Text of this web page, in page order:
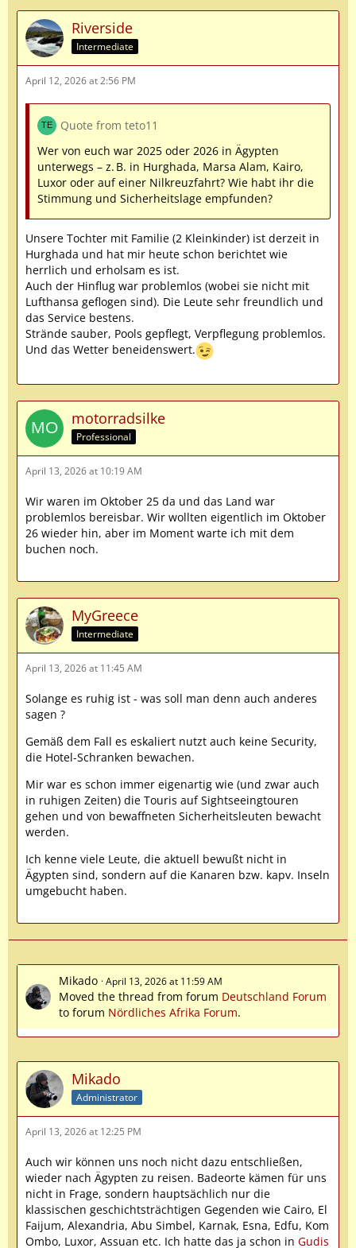
Riverside
Intermediate
April 12, 2026 at 2:56 PM
Quote from teto11
Wer von euch war 2025 oder 2026 in Ägypten
unterwegs – z. B. in Hurghada, Marsa Alam, Kairo,
Luxor oder auf einer Nilkreuzfahrt? Wie habt ihr die
Stimmung und Sicherheitslage empfunden?
Unsere Tochter mit Familie (2 Kleinkinder) ist derzeit in
Hurghada und hat mir heute schon berichtet wie
herrlich und erholsam es ist.
Auch der Hinflug war problemlos (wobei sie nicht mit
Lufthansa geflogen sind). Die Leute sehr freundlich und
das Service bestens.
Strände sauber, Pools gepflegt, Verpflegung problemlos.
Und das Wetter beneidenswert.
motorradsilke
Professional
April 13, 2026 at 10:19 AM
Wir waren im Oktober 25 da und das Land war
problemlos bereisbar. Wir wollten eigentlich im Oktober
26 wieder hin, aber im Moment warte ich mit dem
buchen noch.
MyGreece
Intermediate
April 13, 2026 at 11:45 AM
Solange es ruhig ist - was soll man denn auch anderes
sagen ?
Gemäß dem Fall es eskaliert nutzt auch keine Security,
die Hotel-Schranken bewachen.
Mir war es schon immer eigenartig wie (und zwar auch
in ruhigen Zeiten) die Touris auf Sightseeingtouren
gehen und von bewaffneten Sicherheitsleuten bewacht
werden.
Ich kenne viele Leute, die aktuell bewußt nicht in
Ägypten sind, sondern auf die Kanaren bzw. kapv. Inseln
umgebucht haben.
Mikado April 13, 2026 at 11:59 AM
Moved the thread from forum Deutschland Forum
to forum Nördliches Afrika Forum.
Mikado
Administrator
April 13, 2026 at 12:25 PM
Auch wir können uns noch nicht dazu entschließen,
wieder nach Ägypten zu reisen. Badeorte kämen für uns
nicht in Frage, sondern hauptsächlich nur die
klassischen geschichtsträchtigen Gegenden wie Cairo, El
Faijum, Alexandria, Abu Simbel, Karnak, Esna, Edfu, Kom
Ombo, Luxor, Assuan etc. Ich hatte das ja schon in Gudis